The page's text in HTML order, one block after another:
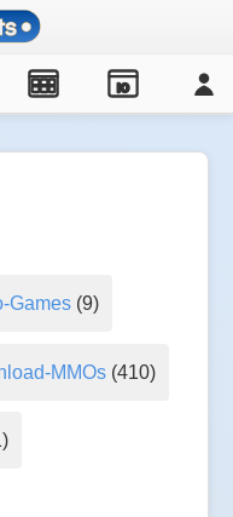
IO
Games (9)
MMOs (410)